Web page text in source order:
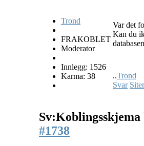
Trond
FRAKOBLET
Moderator
Innlegg: 1526
Karma: 38
Var det
Kan du
..Trond
Svar Siter
#1738